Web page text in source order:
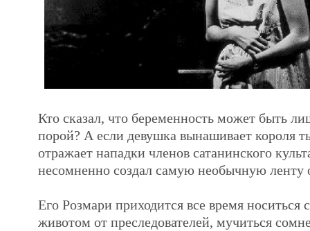
Кто сказал, что беременность может быть
порой? А если девушка вынашивает короля
отражает нападки членов сатанинского
несомненно создал самую необычную ленту
Его Розмари приходится все время носиться
животом от преследователей, мучиться